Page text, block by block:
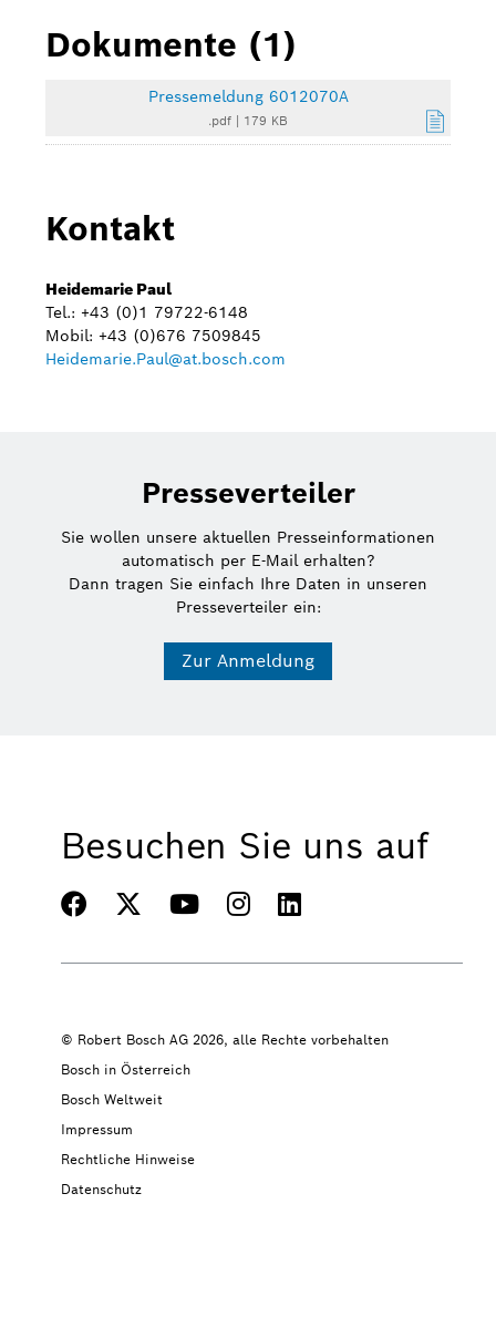
Dokumente (1)
Pressemeldung 6012070A
.pdf 179 KB
Kontakt
Heidemarie Paul
Tel.: +43 (0)1 79722-6148
Mobil: +43 (0)676 7509845
Heidemarie.Paul@at.bosch.com
Presseverteiler
Sie wollen unsere aktuellen Presseinformationen
automatisch per E-Mail erhalten?
Dann tragen Sie einfach Ihre Daten in unseren
Presseverteiler ein:
Zur Anmeldung
Besuchen Sie uns auf
© Robert Bosch AG 2026, alle Rechte vorbehalten
Bosch in Österreich
Bosch Weltweit
Impressum
Rechtliche Hinweise
Datenschutz